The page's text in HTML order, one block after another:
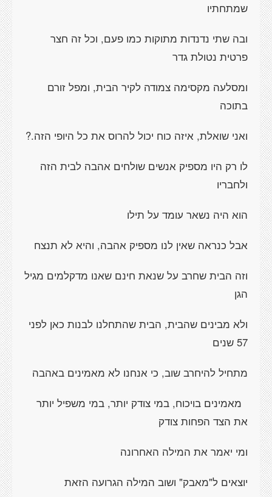
שמתחתיו
ובה שתי נדנדות מתוקות כמו פעם, וכל זה חצר
פרטית נטולת גדר
ומסלעה מקסימה צמודה לקיר הבית, ומפל זורם
בתוכה
ואני שואלת, איזה כוח יכול להרוס את כל היופי הזה.?
לו רק היו מספיק אנשים שולחים אהבה לבית הזה
ולחבריו
הוא היה נשאר עומד על תילו
אבל כנראה שאין לנו מספיק אהבה, והיא לא תנצח
וזה הבית שחרב על שנאת חינם שאנו מדקלמים מגיל
הגן
ולא מבינים שהבית, הבית שהתחלנו לבנות כאן לפני
57 שנים
מתחיל להיחרב שוב, כי אנחנו לא מאמינים באהבה
מאמינים בויכוח, במי צודק יותר, במי משפיל יותר
את הצד הפחות צודק
ומי יאמר את המילה האחרונה
יוצאים ל"מאבק" ושוב המילה הגרועה הזאת